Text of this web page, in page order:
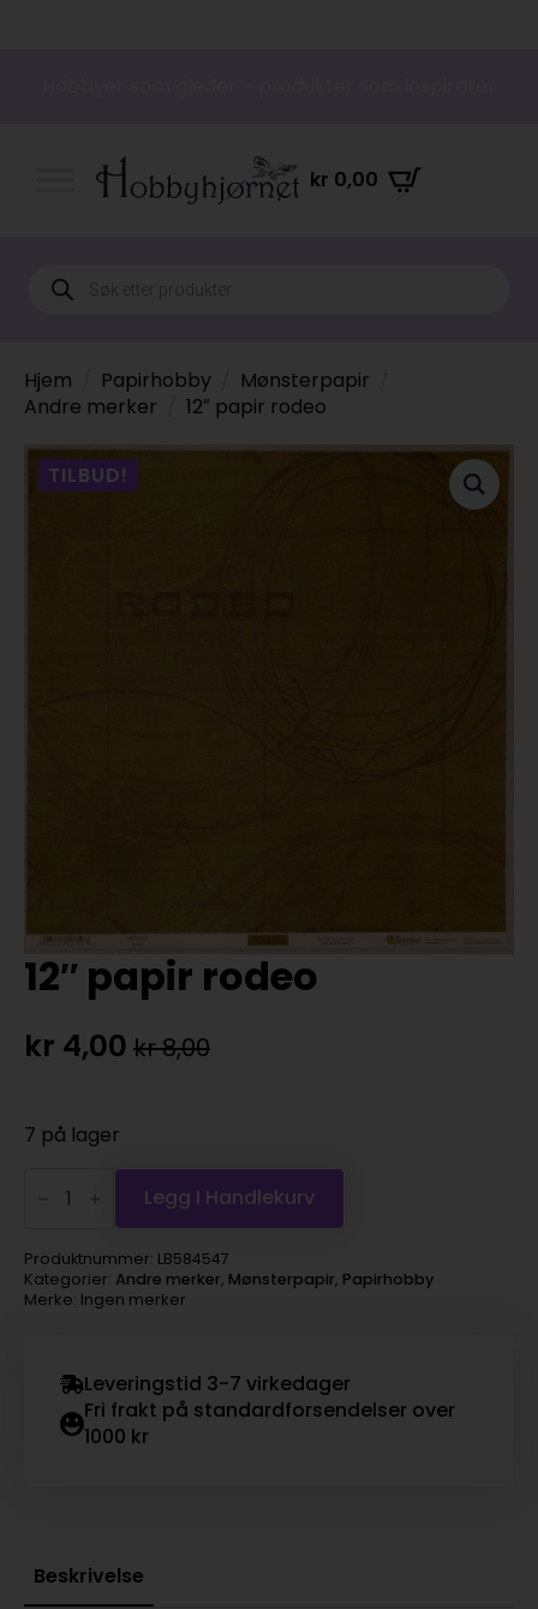
kr 0,00
Products
search
Hjem Papirhobby
Mønsterpapir
Andre merker
12″ papir rodeo
TILBUD!
12″ papir rodeo
kr8,00
Opprinnelig
var:
kr 8,00.
kr 4,00
Nåværende
er:
kr 4,00.
7 på lager
papir
rodeo
Legg I Handlekurv
Produktnummer: LB584547
Kategorier: Andre merker, Mønsterpapir, Papirhobby
Merke: Ingen merker
Leveringstid 3-7 virkedager
Fri frakt på standardforsendelser over
1000 kr
Beskrivelse